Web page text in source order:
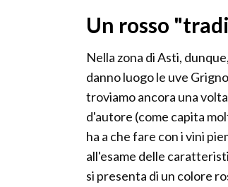
Un rosso
Nella zona di Asti,
danno luogo le uve
troviamo ancora una
d'autore (come capita
ha a che fare con i vini
all'esame delle
si presenta di un colore